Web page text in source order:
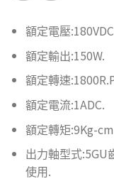
額定電壓
額定輸出:150W.
額定轉速
額定電流:1ADC.
額定轉矩:9Kg-
出力軸型式:5GU
使用.